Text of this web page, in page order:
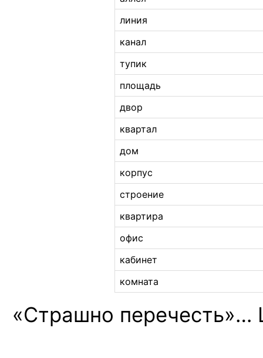
линия
канал
тупик
площадь
двор
квартал
дом
корпус
строение
квартира
офис
кабинет
комната
«Страшно